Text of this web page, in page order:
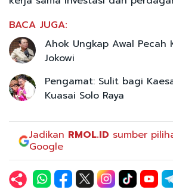
BACA JUGA:
Ahok Ungkap Awal Pecah
Jokowi
Pengamat: Sulit bagi
Kuasai Solo Raya
Jadikan RMOL.ID sumber
Google